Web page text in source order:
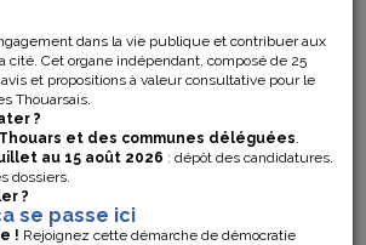
dans la vie publique et contribuer aux
cité. Cet organe indépendant, composé de 25
et propositions à valeur consultative pour le
Thouarsais.
?
Thouars et des communes déléguées.
au 15 août 2026 : dépôt des candidatures.
dossiers.
?
se passe ici
! Rejoignez cette démarche de démocratie
EN